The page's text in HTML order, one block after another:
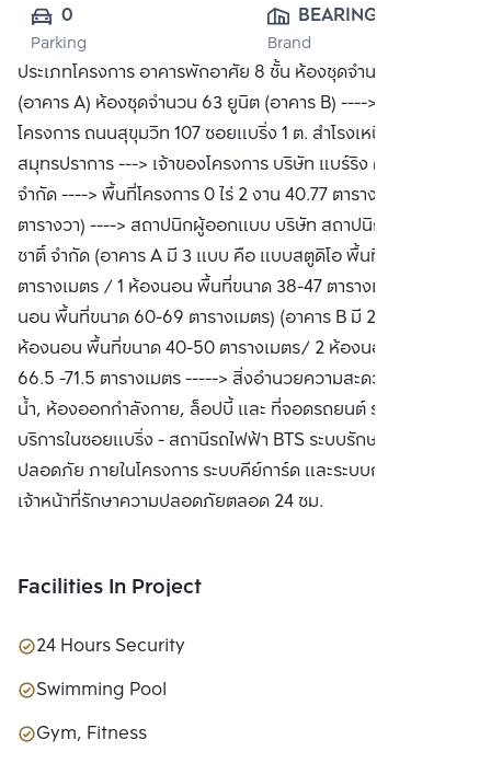
0
Parking
BEARING
CONDOMINIUM
CO., LTD.
Brand
ประเภทโครงการ อาคารพักอาศัย 8 ชั้น ห้องชุดจำนวน 77 ยูนิต
(อาคาร A) ห้องชุดจำนวน 63 ยูนิต (อาคาร B) ----> สถานที่ตั้ง
โครงการ ถนนสุขุมวิท 107 ซอยแบริ่ง 1 ต. สำโรงเหนือ อ.เมือง จ.
สมุทรปราการ ---> เจ้าของโครงการ บริษัท แบร์ริง คอนโดมิเนียม
จำกัด ----> พื้นที่โครงการ 0 ไร่ 2 งาน 40.77 ตารางวา (240.77
ตารางวา) ----> สถาปนิกผู้ออกแบบ บริษัท สถาปนิกยงสฤษดิ์-สุ
ชาติ์ จำกัด (อาคาร A มี 3 แบบ คือ แบบสตูดิโอ พื้นที่ขนาด 33-34
ตารางเมตร / 1 ห้องนอน พื้นที่ขนาด 38-47 ตารางเมตร /2 ห้อง
นอน พื้นที่ขนาด 60-69 ตารางเมตร) (อาคาร B มี 2 แบบ คือ 1
ห้องนอน พื้นที่ขนาด 40-50 ตารางเมตร/ 2 ห้องนอน พื้นที่ขนาด
66.5 -71.5 ตารางเมตร -----> สิ่งอำนวยความสะดวก สระว่าย
น้ำ, ห้องออกกำลังกาย, ล็อปบี้ และ ที่จอดรถยนต์ รถรับส่ง
บริการในซอยแบริ่ง - สถานีรถไฟฟ้า BTS ระบบรักษาความ
ปลอดภัย ภายในโครงการ ระบบคีย์การ์ด และระบบกล้องวงจรปิด
เจ้าหน้าที่รักษาความปลอดภัยตลอด 24 ชม.
Facilities In Project
24 Hours Security
Swimming Pool
Gym, Fitness